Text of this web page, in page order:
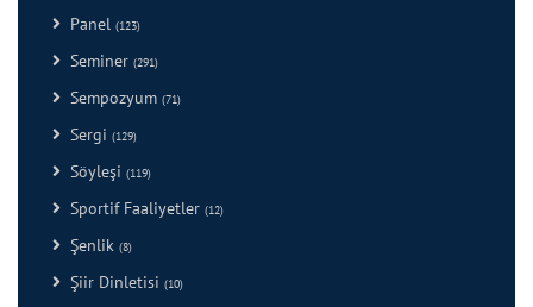
Panel (123)
Seminer (291)
Sempozyum (71)
Sergi (129)
Söyleşi (119)
Sportif Faaliyetler (12)
Şenlik (8)
Şiir Dinletisi (10)